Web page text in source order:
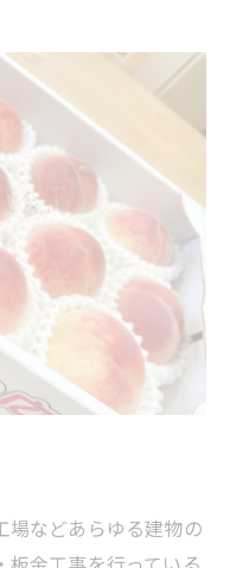
場などあらゆる建物の